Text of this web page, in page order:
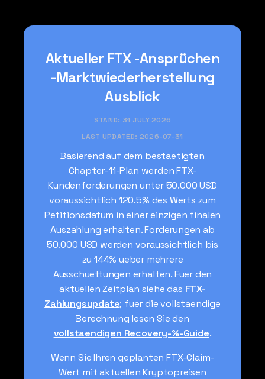
Aktueller FTX -Ansprüchen
-Marktwiederherstellung
Ausblick
STAND: 31 JULY 2026
LAST UPDATED: 2026-07-31
Basierend auf dem bestaetigten
Chapter-11-Plan werden FTX-
Kundenforderungen unter 50.000 USD
voraussichtlich 120.5% des Werts zum
Petitionsdatum in einer einzigen finalen
Auszahlung erhalten. Forderungen ab
50.000 USD werden voraussichtlich bis
zu 144% ueber mehrere
Ausschuettungen erhalten. Fuer den
aktuellen Zeitplan siehe das FTX-
Zahlungsupdate; fuer die vollstaendige
Berechnung lesen Sie den
vollstaendigen Recovery-%-Guide.
Wenn Sie Ihren geplanten FTX-Claim-
Wert mit aktuellen Kryptopreisen